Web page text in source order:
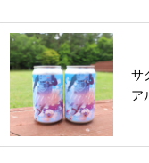
サ
ア